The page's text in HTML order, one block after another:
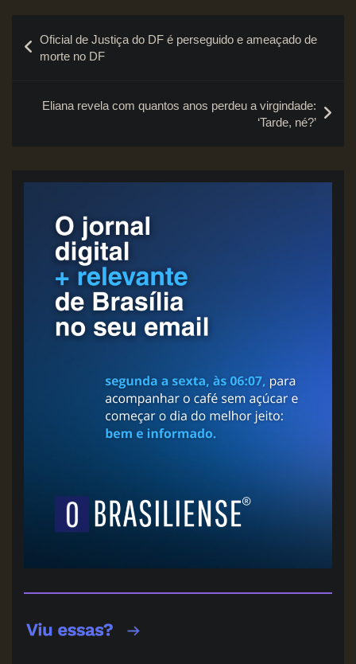
de
Oficial de Justiça do DF é perseguido e ameaçado de
morte no DF
Eliana revela com quantos anos perdeu a virgindade:
‘Tarde, né?’